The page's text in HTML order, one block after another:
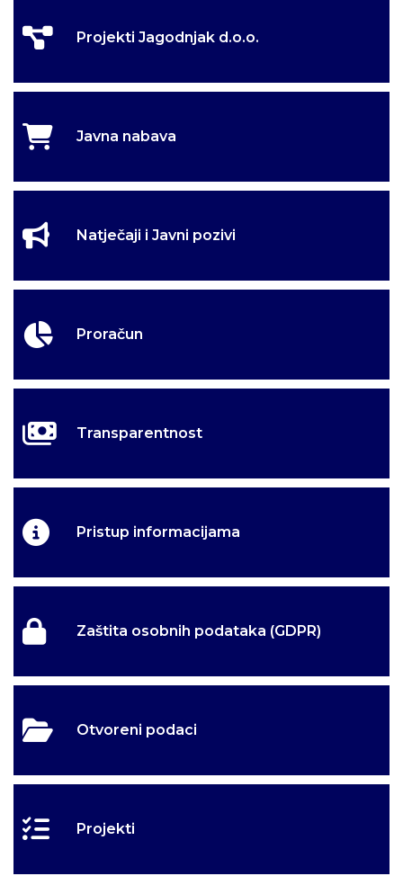
Projekti Jagodnjak d.o.o.
Javna nabava
Natječaji i Javni pozivi
Proračun
Transparentnost
Pristup informacijama
Zaštita osobnih podataka (GDPR)
Otvoreni podaci
Projekti